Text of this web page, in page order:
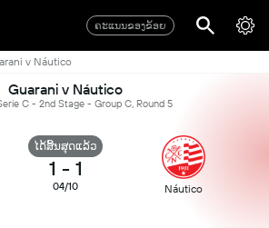
ຄະແນນຂອງຂ້ອຍ
v Náutico
Guarani v Náutico
C - 2nd Stage - Group C, Round 5
ໄດ້ສິ້ນສຸດແລ້ວ
1 - 1
04/10 Náutico